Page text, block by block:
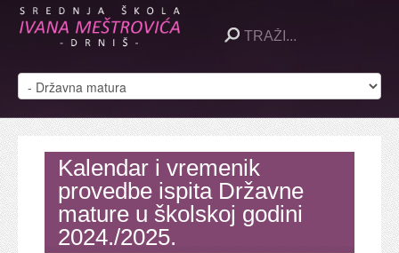
Kalendar i vremenik
provedbe ispita Državne
mature u školskoj godini
2024./2025.